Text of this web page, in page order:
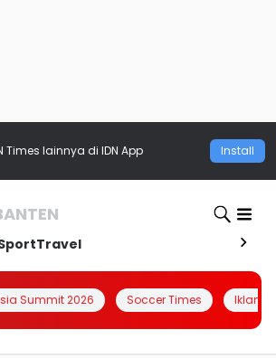
Times lainnya di IDN App Install
Travel
Summit 2026 Soccer Times Iklanin